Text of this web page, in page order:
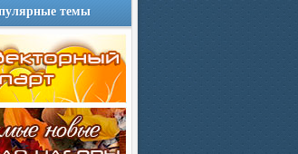
темы